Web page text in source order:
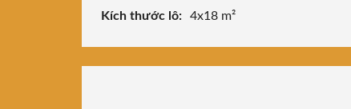
Kích thước lô:
4x18 m²